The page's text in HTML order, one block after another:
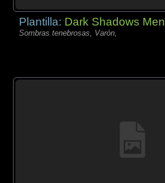
Plantilla: Dark Shadows Men
Sombras tenebrosas, Varón,